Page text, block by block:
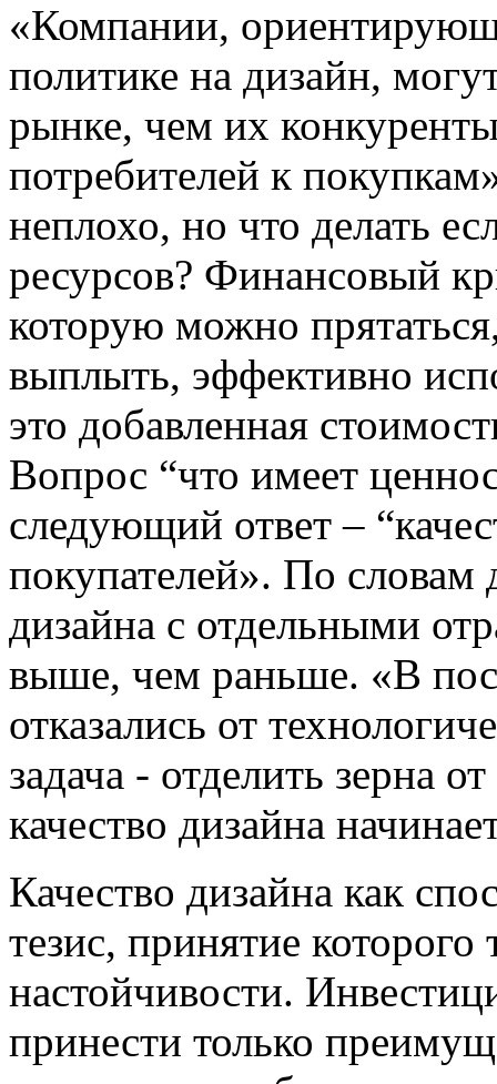
«Компании,
политике на дизайн,
рынке, чем их
потребителей к
неплохо, но что делать
ресурсов? Финансовый
которую можно
выплыть, эффективно
это добавленная
Вопрос “что имеет
следующий ответ –
покупателей». По словам
дизайна с отдельными
выше, чем раньше. «В
отказались от
задача - отделить зерна
качество дизайна
Качество дизайна как
тезис, принятие которого
настойчивости.
принести только